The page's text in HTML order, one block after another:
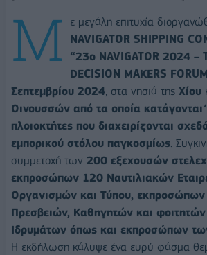
Μ
ε μεγάλη επιτυχία
NAVIGATOR SHIPPING
“23ο NAVIGATOR 2024 –
DECISION MAKERS
Σεπτεμβρίου 2024, στα νησιά της Χίου
Οινουσσών από τα οποία κατάγονται
πλοιοκτήτες που διαχειρίζονται
εμπορικού στόλου παγκοσμίως.
συμμετοχή των 200 εξεχουσών
εκπροσώπων 120 Ναυτιλιακών
Οργανισμών και Τύπου, εκπροσώπων
Πρεσβειών, Καθηγητών και φοιτητών
Ιδρυμάτων όπως και εκπροσώπων
Η εκδήλωση κάλυψε ένα ευρύ φάσμα